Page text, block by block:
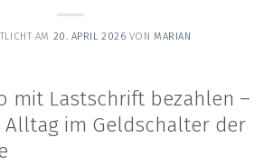
AM 20. APRIL 2026 VONMARIAN
mit Lastschrift bezahlen –
Alltag im Geldschalter der